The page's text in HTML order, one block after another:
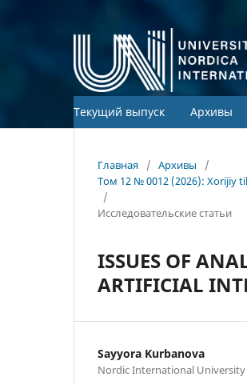
Текущий выпуск Архивы
Главная / Архивы
/
Том 12 № 0012 (2026): Xorijiy
/
Исследовательские статьи
ISSUES OF
ARTIFICIAL
Sayyora Kurbanova
Nordic International University